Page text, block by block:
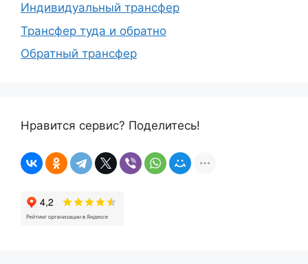
Индивидуальный трансфер
Трансфер туда и обратно
Обратный трансфер
Нравится сервис? Поделитесь!